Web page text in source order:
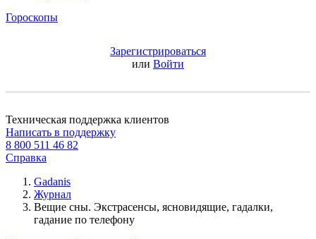
Гороскопы
Зарегистрироваться
или Войти
Техническая поддержка клиентов
Написать в поддержку
8 800 511 46 82
Справка
Gadanis
Журнал
Вещие сны. Экстрасенсы, ясновидящие, гадалки,
гадание по телефону